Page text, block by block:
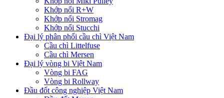
Khớp nối R+W
Khớp nối Stromag
Khớp nối Stucchi
Đại lý phân phối cầu chì Việt Nam
Cầu chì Littelfuse
Cầu chì Mersen
Đại lý vòng bi Việt Nam
Vòng bi FAG
Vòng bi Rollway
Đầu đốt công nghiệp Việt Nam